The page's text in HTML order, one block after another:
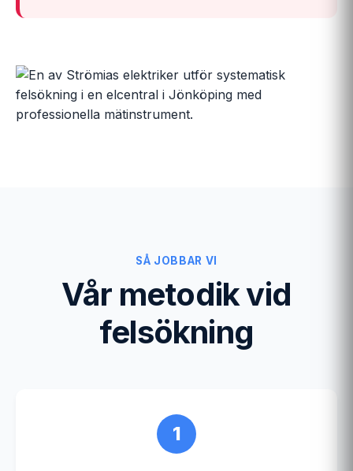
SÅ JOBBAR VI
Vår metodik vid
felsökning
1